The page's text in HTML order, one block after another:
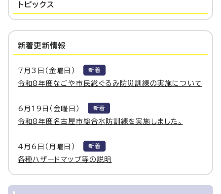
トピックス
新着更新情報
7月3日（金曜日） 新着
令和8年度なごや市民総ぐるみ防災訓練の実施について
6月19日（金曜日） 新着
令和8年度名古屋市総合水防訓練を実施しました。
4月6日（月曜日） 新着
各種ハザードマップ等の説明